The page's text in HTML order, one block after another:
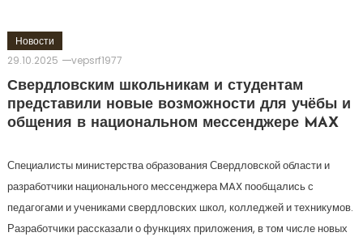
Новости
29.10.2025
vepsrf1977
Свердловским школьникам и студентам
представили новые возможности для учёбы и
общения в национальном мессенджере MAX
Специалисты министерства образования Свердловской области и
разработчики национального мессенджера MAX пообщались с
педагогами и учениками свердловских школ, колледжей и техникумов.
Разработчики рассказали о функциях приложения, в том числе новых